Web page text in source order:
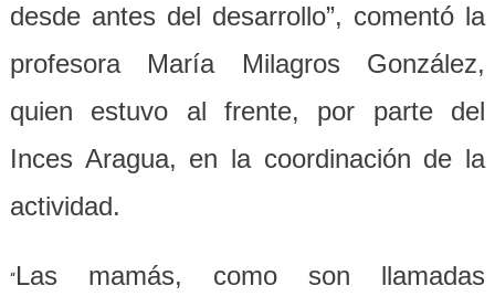
desde antes del desarrollo”, comentó la
profesora María Milagros González,
quien estuvo al frente, por parte del
Inces Aragua, en la coordinación de la
actividad.
“Las mamás, como son llamadas